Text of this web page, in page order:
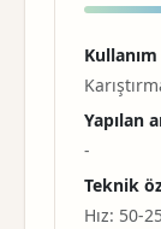
Kullanım
Yapılan
-
Teknik
Hız: 50-